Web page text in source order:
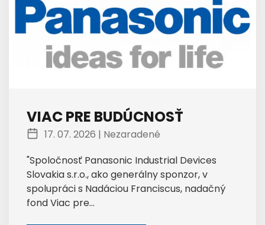
VIAC PRE BUDÚCNOSŤ
17. 07. 2026 | Nezaradené
"Spoločnosť Panasonic Industrial Devices
Slovakia s.r.o., ako generálny sponzor, v
spolupráci s Nadáciou Franciscus, nadačný
fond Viac pre...